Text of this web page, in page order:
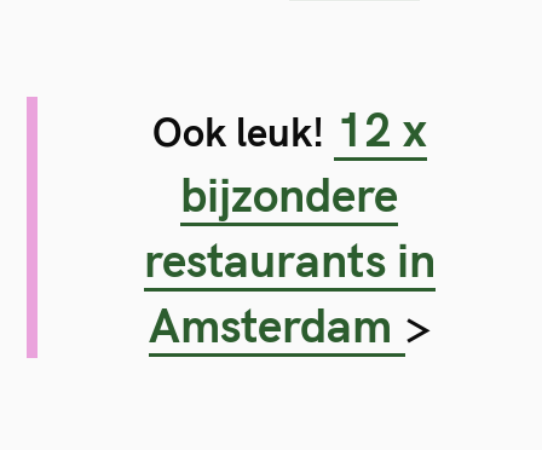
Ook leuk! 12 x
bijzondere
restaurants in
Amsterdam >